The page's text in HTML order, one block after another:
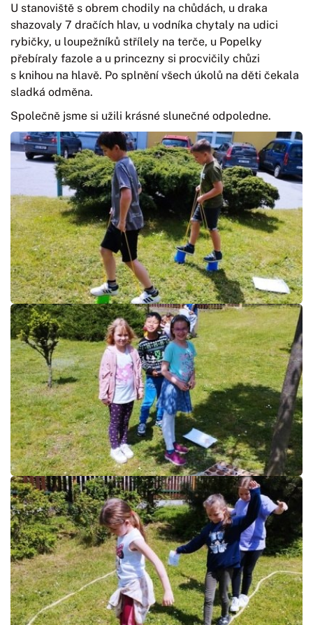
U stanoviště s obrem chodily na chůdách, u draka
shazovaly 7 dračích hlav, u vodníka chytaly na udici
rybičky, u loupežníků střílely na terče, u Popelky
přebíraly fazole a u princezny si procvičily chůzi
s knihou na hlavě. Po splnění všech úkolů na děti čekala
sladká odměna.
Společně jsme si užili krásné slunečné odpoledne.